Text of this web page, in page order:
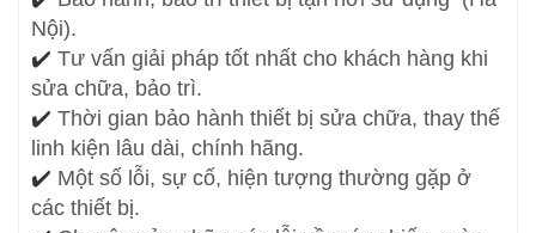
Nội).
✔️ Tư vấn giải pháp tốt nhất cho khách hàng khi
sửa chữa, bảo trì.
✔️ Thời gian bảo hành thiết bị sửa chữa, thay thế
linh kiện lâu dài, chính hãng.
✔️ Một số lỗi, sự cố, hiện tượng thường gặp ở
các thiết bị.